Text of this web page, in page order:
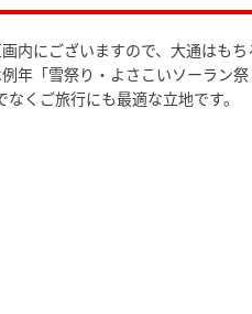
内にございますので、大通はも
年「雪祭り・よさこいソーラン
くご旅行にも最適な立地です。